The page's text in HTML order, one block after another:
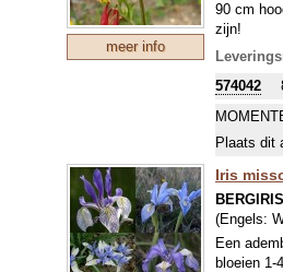
meer info
90 cm
zijn!
Typerend
574042
Plaats dit
Iris
BERGIRIS
(Engels:
Een
bloeien